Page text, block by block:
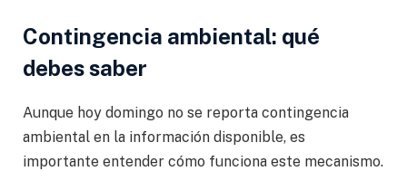
Contingencia ambiental: qué
debes saber
Aunque hoy domingo no se reporta contingencia
ambiental en la información disponible, es
importante entender cómo funciona este mecanismo.